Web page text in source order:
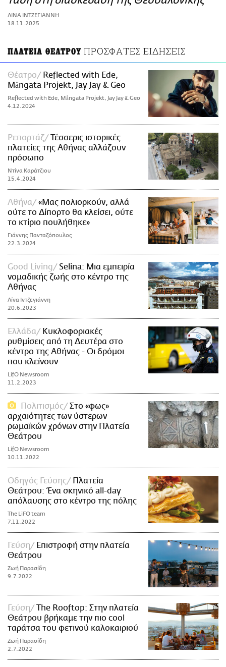
ΑΜΠΑ
PRINT
ΛΙΝΑ ΙΝΤΖΕΓΙΑΝΝΗ
18.11.2025
ΠΛΑΤΕΙΑ ΘΕΑΤΡΟΥ ΠΡΟΣΦΑΤΕΣ ΕΙΔΗΣΕΙΣ
Θέατρο
Reflected with Ede,
Mångata Projekt, Jay Jay & Geo
Reflected with Ede, Mångata Projekt, Jay Jay & Geo
4.12.2024
Ρεπορτάζ
Τέσσερις ιστορικές
πλατείες της Αθήνας αλλάζουν
πρόσωπο
Ντίνα Καράτζιου
15.4.2024
Αθήνα
«Μας πολιορκούν, αλλά
ούτε το Δίπορτο θα κλείσει, ούτε
το κτίριο πουλήθηκε»
Γιάννης Πανταζόπουλος
22.3.2024
Good Living
Selina: Μια εμπειρία
νομαδικής ζωής στο κέντρο της
Αθήνας
Λίνα Ιντζεγιάννη
20.6.2023
Ελλάδα
Κυκλοφοριακές
ρυθμίσεις από τη Δευτέρα στο
κέντρο της Αθήνας - Οι δρόμοι
που κλείνουν
LifO Newsroom
11.2.2023
Πολιτισμός
Στο «φως»
αρχαιότητες των ύστερων
ρωμαϊκών χρόνων στην Πλατεία
Θεάτρου
LifO Newsroom
10.11.2022
Οδηγός Γεύσης
Πλατεία
Θεάτρου: Ένα σκηνικό all-day
απόλαυσης στο κέντρο της πόλης
The LiFO team
7.11.2022
Γεύση
Επιστροφή στην πλατεία
Θεάτρου
Ζωή Παρασίδη
9.7.2022
Γεύση
The Rooftop: Στην πλατεία
Θεάτρου βρήκαμε την πιο cool
ταράτσα του φετινού καλοκαιριού
Ζωή Παρασίδη
2.7.2022